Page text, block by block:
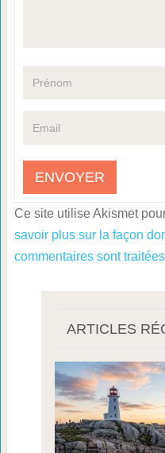
Ce site utilise Akismet
savoir plus sur la façon
commentaires sont traitées
ARTICLES